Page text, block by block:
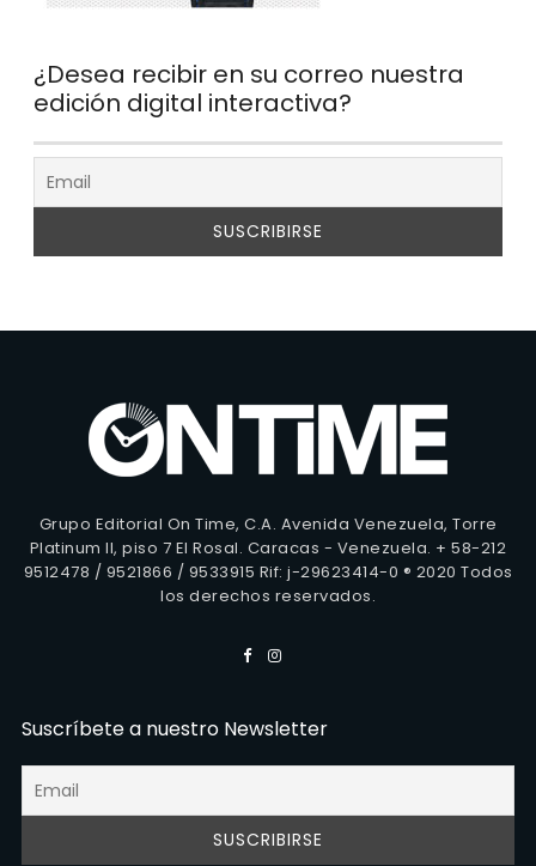
¿Desea recibir en su correo nuestra
edición digital interactiva?
Grupo Editorial On Time, C.A. Avenida Venezuela, Torre
Platinum II, piso 7 El Rosal. Caracas - Venezuela. + 58-212
9512478 / 9521866 / 9533915 Rif: j-29623414-0 ® 2020 Todos
los derechos reservados.
Suscríbete a nuestro Newsletter